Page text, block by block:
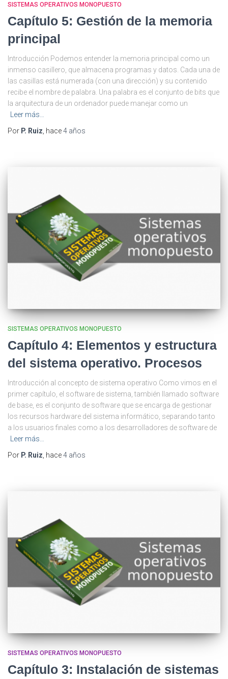
SISTEMAS OPERATIVOS MONOPUESTO
Capítulo 5: Gestión de la memoria
principal
Introducción Podemos entender la memoria principal como un
inmenso casillero, que almacena programas y datos. Cada una de
las casillas está numerada (con una dirección) y su contenido
recibe el nombre de palabra. Una palabra es el conjunto de bits que
la arquitectura de un ordenador puede manejar como un
Leer más…
Por P. Ruiz, hace4 años
SISTEMAS OPERATIVOS MONOPUESTO
Capítulo 4: Elementos y estructura
del sistema operativo. Procesos
Introducción al concepto de sistema operativo Como vimos en el
primer capítulo, el software de sistema, también llamado software
de base, es el conjunto de software que se encarga de gestionar
los recursos hardware del sistema informático, separando tanto
a los usuarios finales como a los desarrolladores de software de
Leer más…
Por P. Ruiz , hace4 años
SISTEMAS OPERATIVOS MONOPUESTO
Capítulo 3: Instalación de sistemas